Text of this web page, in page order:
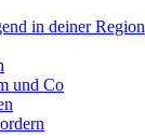
in deiner Region
und Co